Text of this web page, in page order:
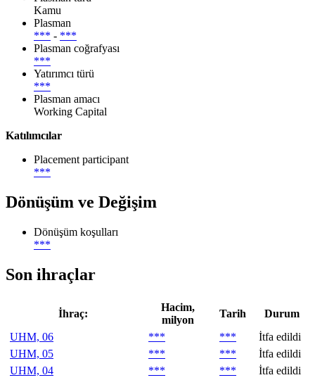
Kamu
Plasman
*** - ***
Plasman coğrafyası
***
Yatırımcı türü
***
Plasman amacı
Working Capital
Katılımcılar
Placement participant
***
Dönüşüm ve Değişim
Dönüşüm koşulları
***
Son ihraçlar
İhraç:
Hacim,
milyon
Tarih
Durum
UHM, 06
*** ***
İtfa edildi
UHM, 05
*** ***
İtfa edildi
UHM, 04
*** ***
İtfa edildi